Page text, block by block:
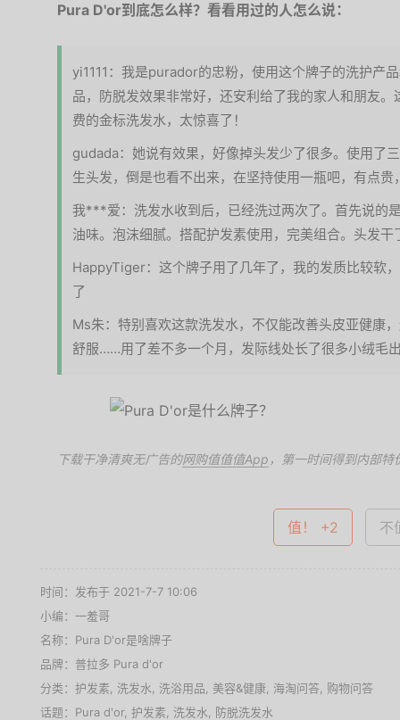
Pura D'or到底怎么样？看看用过的人怎么说：
yi1111：我是purador的忠粉，使用这个牌子的洗护产
品，防脱发效果非常好，还安利给了我的家人和朋友
费的金标洗发水，太惊喜了！
gudada：她说有效果，好像掉头发少了很多。使用了
生头发，倒是也看不出来，在坚持使用一瓶吧，有点贵
我***爱：洗发水收到后，已经洗过两次了。首先说的
油味。泡沫细腻。搭配护发素使用，完美组合。头发
HappyTiger：这个牌子用了几年了，我的发质比较软
了
Ms朱：特别喜欢这款洗发水，不仅能改善头皮亚健康
舒服……用了差不多一个月，发际线处长了很多小绒毛
下载干净清爽无广告的网购值值值App ，第一时间得到内部特
值！ +2 不
时间：发布于 2021-7-7 10:06
小编：一羞哥
名称： Pura D'or是啥牌子
品牌： 普拉多 Pura d'or
分类： 护发素 洗发水 洗浴用品 美容&健康 海淘问答 购物问答
话题： Pura d'or, 护发素 洗发水 防脱洗发水